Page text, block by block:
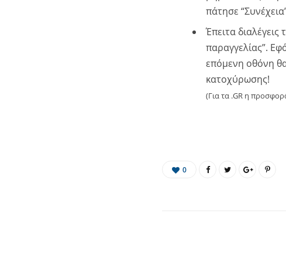
πάτησε
Έπειτα διαλέγεις
παραγγελίας”.
επόμενη οθόνη
κατοχύρωσης!
(Για τα .GR η
0